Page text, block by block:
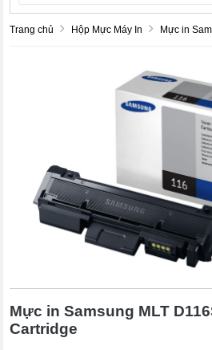
Trang chủ Hộp Mực Máy In Mực in
Mực in Samsung MLT
Cartridge